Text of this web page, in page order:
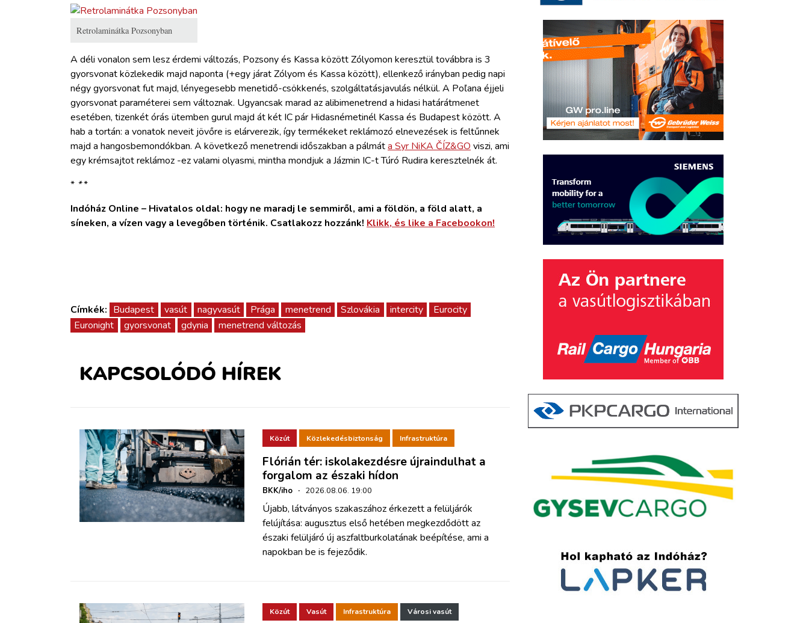
Retrolaminátka Pozsonyban
A déli vonalon sem lesz érdemi változás, Pozsony és Kassa között Zólyomon keresztül továbbra is 3
gyorsvonat közlekedik majd naponta (+egy járat Zólyom és Kassa között), ellenkező irányban pedig napi
négy gyorsvonat fut majd, lényegesebb menetidő-csökkenés, szolgáltatásjavulás nélkül. A Poľana éjjeli
gyorsvonat paraméterei sem változnak. Ugyancsak marad az alibimenetrend a hidasi határátmenet
esetében, tizenkét órás ütemben gurul majd át két IC pár Hidasnémetinél Kassa és Budapest között. A
hab a tortán: a vonatok neveit jövőre is elárverezik, így termékeket reklámozó elnevezések is feltűnnek
majd a hangosbemondókban. A következő menetrendi időszakban a pálmáta Syr NiKA ČÍZ&GO viszi, ami
egy krémsajtot reklámoz -ez valami olyasmi, mintha mondjuk a Jázmin IC-t Túró Rudira keresztelnék át.
* **
Indóház Online – Hivatalos oldal: hogy ne maradj le semmiről, ami a földön, a föld alatt, a
síneken, a vízen vagy a levegőben történik. Csatlakozz hozzánk! Klikk, és like a Facebookon!
Címkék: Budapest vasút nagyvasút Prága menetrend Szlovákia intercity
Eurocity
Euronight
gyorsvonat gdynia menetrend változás
KAPCSOLÓDÓ HÍREK
Közút Közlekedésbiztonság Infrastruktúra
Flórián tér: iskolakezdésre újraindulhat a
forgalom az északi hídon
BKK/iho · 2026.08.06. 19:00
Újabb, látványos szakaszához érkezett a felüljárók
felújítása: augusztus első hetében megkezdődött az
északi felüljáró új aszfaltburkolatának beépítése, ami a
napokban be is fejeződik.
Közút Vasút Infrastruktúra Városi vasút